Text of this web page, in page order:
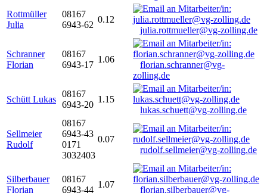
Rottmüller
Julia
08167
6943-62
0.12
julia.rottmueller@vg-zolling.de
Schranner
Florian
08167
6943-17
1.06
florian.schranner@vg-
zolling.de
Schütt Lukas
08167
6943-20
1.15
lukas.schuett@vg-zolling.de
Sellmeier
Rudolf
08167
6943-43
0171
3032403
0.07
rudolf.sellmeier@vg-zolling.de
Silberbauer
Florian
08167
6943-44
1.07
florian.silberbauer@vg-